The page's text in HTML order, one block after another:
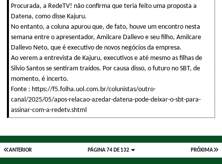
Procurada, a RedeTV! não confirma que teria feito uma proposta a
Datena, como disse Kajuru.
No entanto, a coluna apurou que, de fato, houve um encontro nesta
semana entre o apresentador, Amilcare Dallevo e seu filho, Amilcare
Dallevo Neto, que é executivo de novos negócios da empresa.
Ao verem a entrevista de Kajuru, executivos e até mesmo as filhas de
Silvio Santos se sentiram traídos. Por causa disso, o futuro no SBT, de
momento, é incerto.
Fonte : https://f5.folha.uol.com.br/colunistas/outro-
canal/2025/05/apos-relacao-azedar-datena-pode-deixar-o-sbt-para-
assinar-com-a-redetv.shtml
ANTERIOR PRÓXIMA
PÁGINA 74 DE 132